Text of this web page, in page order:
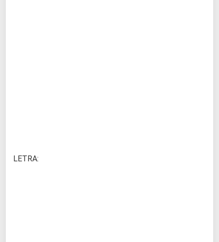
LETRA: